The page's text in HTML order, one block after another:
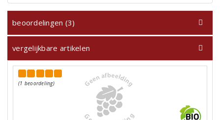
beoordelingen (3)
vergelijkbare artikelen
(1 beoordeling)